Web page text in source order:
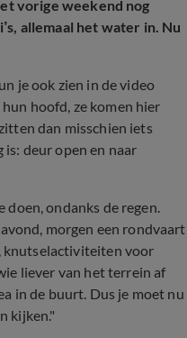
vorige weekend nog
allemaal het water in. Nu
je ook zien in de video
hoofd, ze komen hier
dan misschien iets
is: deur open en naar
doen, ondanks de regen.
morgen een rondvaart
knutselactiviteiten voor
liever van het terrein af
in de buurt. Dus je moet nu
kijken."